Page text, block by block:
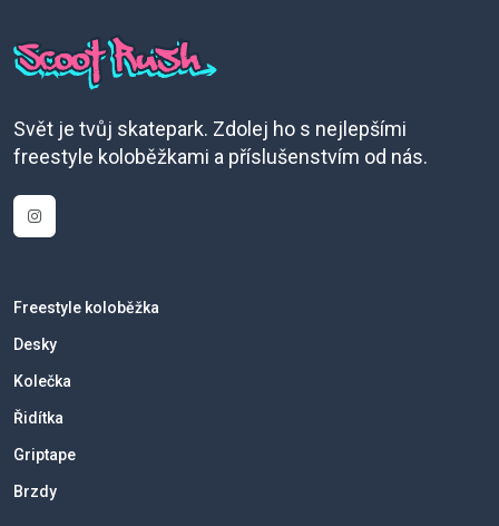
Svět je tvůj skatepark. Zdolej ho s nejlepšími
freestyle koloběžkami a příslušenstvím od nás.
Freestyle koloběžka
Desky
Kolečka
Řidítka
Griptape
Brzdy